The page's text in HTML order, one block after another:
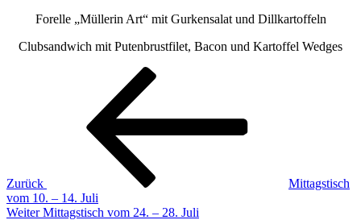
Forelle „Müllerin Art“ mit Gurkensalat und Dillkartoffeln
Clubsandwich mit Putenbrustfilet, Bacon und Kartoffel Wedges
Beitragsnavigation
Zurück
Mittagstisch
vom 10. – 14. Juli
Nächster
Weiter Mittagstisch vom 24. – 28. Juli